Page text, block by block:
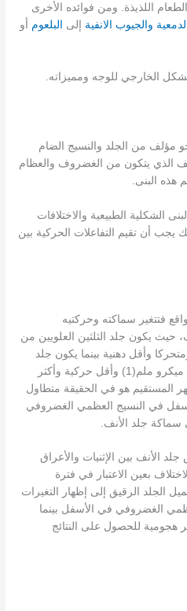
اللذيذة. ومن فوائده الأخرى
والجيوب الانفية إلى البلعوم أو
الخارجي للوجه ومميزاته.
مؤلف من الجلد والنسيج الضام
الذي يتكون من الغضروف والعظام
هذه البنى.
الشكلية الطبيعية والاختلافات
يجب أن تقيم التفاعلات الحركية بين
فتتغير سماكته وحركتيه
حيث يكون جلد الثلثين العلويين من
ملم) ومتحركا وأقل دهنية بينما يكون جلد
الثلث السفلي أكثر سماكة 2.400 ميكرو ملم(1) وأقل حركية وأكثر
المستقيم هو في الحقيقة متطاول
في النسيج العظمي الغضروفي
سماكة جلد الأنف.
الأنف بين الإثنيات والأعراق
بعين الاعتبار في فترة
الجلد الرقيق إلى إظهار التغيرات
الغضروفي في الأسفل بينما
هجومية للحصول على النتائج